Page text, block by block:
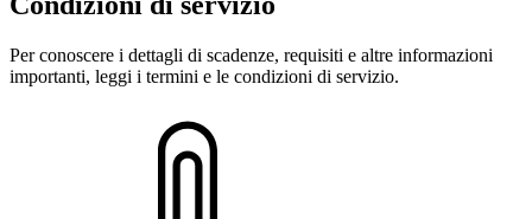
Per conoscere i dettagli di scadenze, requisiti e altre informazioni
importanti, leggi i termini e le condizioni di servizio.